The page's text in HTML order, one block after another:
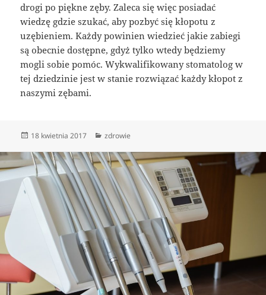
drogi po piękne zęby. Zaleca się więc posiadać
wiedzę gdzie szukać, aby pozbyć się kłopotu z
uzębieniem. Każdy powinien wiedzieć jakie zabiegi
są obecnie dostępne, gdyż tylko wtedy będziemy
mogli sobie pomóc. Wykwalifikowany stomatolog w
tej dziedzinie jest w stanie rozwiązać każdy kłopot z
naszymi zębami.
Data
18 kwietnia 2017 Kategorie
zdrowie